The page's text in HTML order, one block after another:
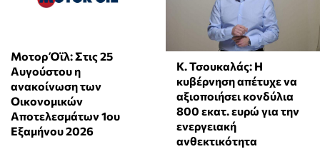
Μοτορ Όϊλ: Στις 25
Αυγούστου η
ανακοίνωση των
Οικονομικών
Αποτελεσμάτων 1ου
Εξαμήνου 2026
Κ. Τσουκαλάς: Η
κυβέρνηση απέτυχε να
αξιοποιήσει κονδύλια
800 εκατ. ευρώ για την
ενεργειακή
ανθεκτικότητα